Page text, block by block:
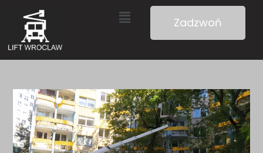
Zadzwoń